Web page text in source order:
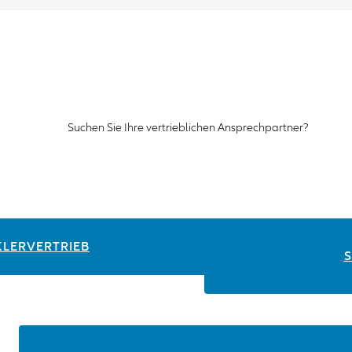
Suchen Sie Ihre vertrieblichen Ansprechpartner?